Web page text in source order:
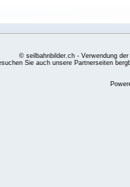
© seilbahnbilder.ch - Verwendung
Sie auch unsere Partnerseiten